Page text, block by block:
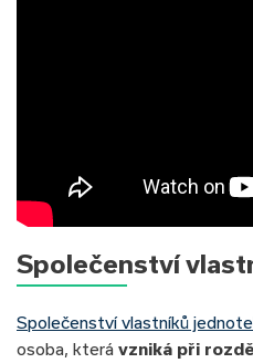
Společenství
Společenství vlastníků
osoba, která vzniká při